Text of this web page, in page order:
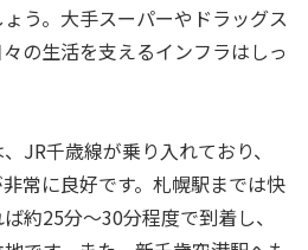
う。大手スーパーやドラッグス
の生活を支えるインフラはしっ
JR千歳線が乗り入れており、
常に良好です。札幌駅までは快
約25分〜30分程度で到着し、